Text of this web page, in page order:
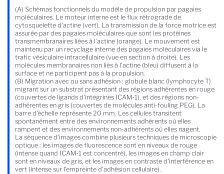
(A) Schémas fonctionnels du modèle de propulsion par pagaies
moléculaires. Le moteur interne est le flux rétrograde de
cytosquelette d’actine (vert). La transmission de la force motrice est
assurée par des pagaies moléculaires que sont les protéines
transmembranaires liées à l’actine (orange). Le mouvement est
maintenu par un recyclage interne des pagaies moléculaires via le
trafic vésiculaire intracellulaire (vue en section à droite). Les
molécules membranaires non liés à l’actine (bleu) diffusent à la
surface et ne participent pas à la propulsion.
(B) Migration avec ou sans adhésion : globule blanc (lymphocyte T)
migrant sur un substrat présentant des régions adhérentes en rouge
(couvertes de ligands d’intégrines ICAM-1), et des régions non-
adhérentes en gris (couvertes de molécules anti-fouling PEG). La
barre d'échelle représente 20 mm. Les cellules transitent
spontanément entre des environnements adhérents où elles
rampent et des environnements non-adhérents où elles nagent.
La séquence d’images combine plusieurs techniques de microscopie
optique : les images de fluorescence sont en niveaux de rouge
(intense quand ICAM-1 est concentré), les images en champ clair
sont en niveaux de gris, et les images en contraste d'interférence en
vert (intense sur l’empreinte d’adhésion cellulaire).